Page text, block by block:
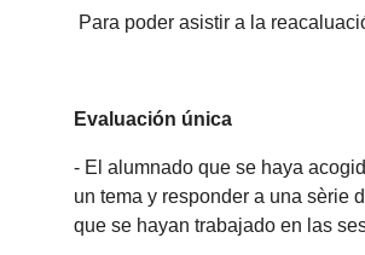
Para poder asistir a la
Evaluación única
- El alumnado que se haya
un tema y responder a una sèrie
que se hayan trabajado en las